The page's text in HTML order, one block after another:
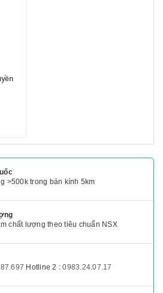
>500k trong bán kính 5km
chất lượng theo tiêu chuẩn NSX
Hotline 2 :0983.24.07.17